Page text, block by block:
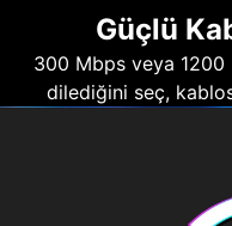
Güçlü
300 Mbps veya 1200
dilediğini seç,